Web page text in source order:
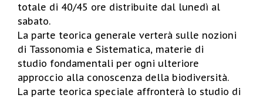
totale di 40/45 ore distribuite dal lunedì al
sabato.
La parte teorica generale verterà sulle nozioni
di Tassonomia e Sistematica, materie di
studio fondamentali per ogni ulteriore
approccio alla conoscenza della biodiversità.
La parte teorica speciale affronterà lo studio di